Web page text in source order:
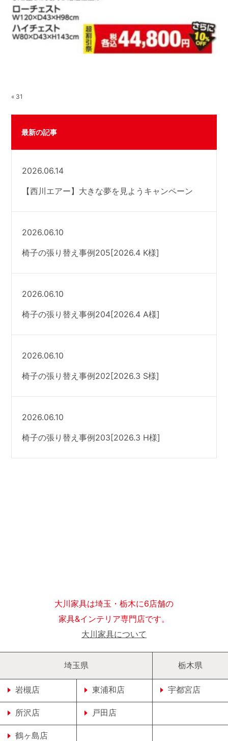
« 31
最新の記事
2026.06.14
【西川エアー】大きな夢を見ようキャンペーン
2026.06.10
椅子の張り替え事例205[2026.4 K様]
2026.06.10
椅子の張り替え事例204[2026.4 A様]
2026.06.10
椅子の張り替え事例202[2026.3 S様]
2026.06.10
椅子の張り替え事例203[2026.3 H様]
大川家具は埼玉・栃木に6店舗の
家具&インテリア専門店です。
大川家具について
埼玉県
岩槻店 東浦和店
所沢店 戸田店
鶴ヶ島店
栃木県
宇都宮店